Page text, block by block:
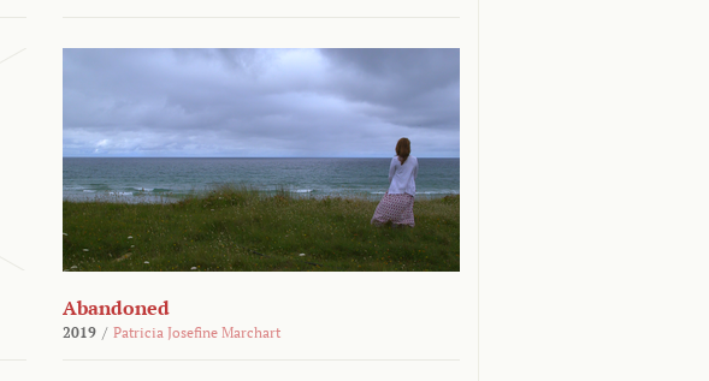
Abandoned
2019 / Patricia Josefine Marchart